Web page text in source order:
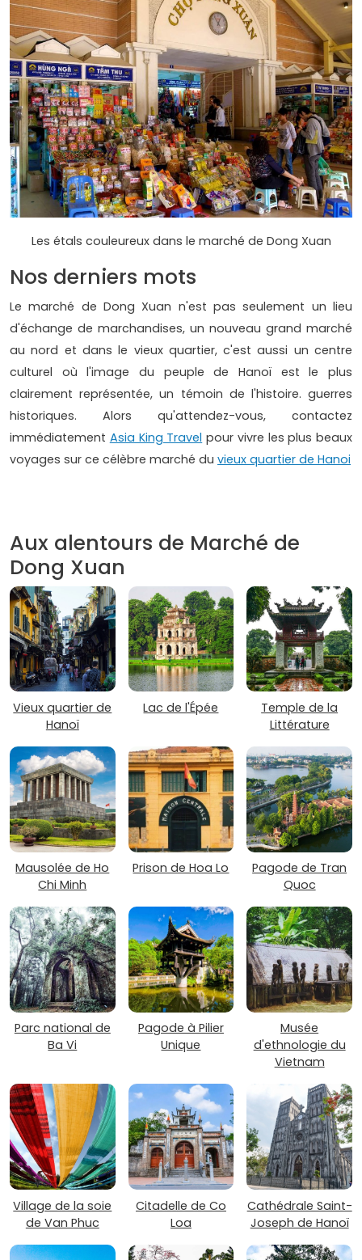
Les étals couleureux dans le marché de Dong Xuan
Nos derniers mots
Le marché de Dong Xuan n'est pas seulement un lieu
d'échange de marchandises, un nouveau grand marché
au nord et dans le vieux quartier, c'est aussi un centre
culturel où l'image du peuple de Hanoï est le plus
clairement représentée, un témoin de l'histoire. guerres
historiques. Alors qu'attendez-vous, contactez
immédiatement Asia King Travel pour vivre les plus beaux
voyages sur ce célèbre marché du vieux quartier de Hanoi
Aux alentours de Marché de
Dong Xuan
Vieux quartier de
Hanoï
Lac de l'Épée
Temple de la
Littérature
Mausolée de Ho
Chi Minh
Prison de Hoa Lo
Pagode de Tran
Quoc
Parc national de
Ba Vi
Pagode à Pilier
Unique
Musée
d'ethnologie du
Vietnam
Village de la soie
de Van Phuc
Citadelle de Co
Loa
Cathédrale Saint-
Joseph de Hanoï